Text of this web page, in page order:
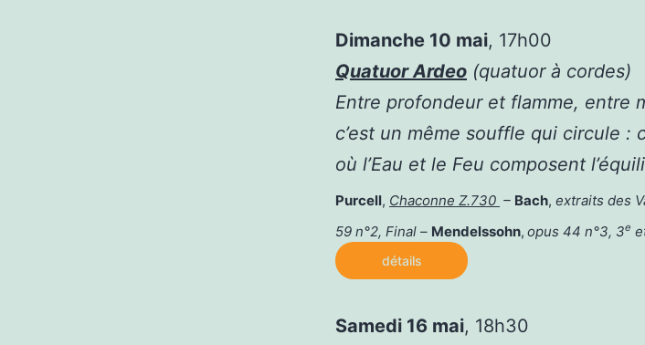
Dimanche 10 mai, 17h00
Quatuor Ardeo (quatuor à cordes)
Entre profondeur et flamme, entre
c’est un même souffle qui circule :
où l’Eau et le Feu composent
Purcell, Chaconne Z.730 – Bach, extraits des
59 n°2, Final – Mendelssohn, opus 44 n°3, 3e
détails
Samedi 16 mai, 18h30